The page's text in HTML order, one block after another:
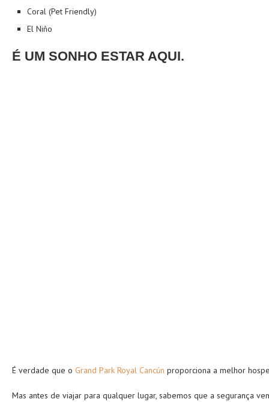
Coral (Pet Friendly)
El Niño
É UM SONHO ESTAR AQUI.
É verdade que o Grand Park Royal Cancún proporciona a melhor
Mas antes de viajar para qualquer lugar, sabemos que a segurança